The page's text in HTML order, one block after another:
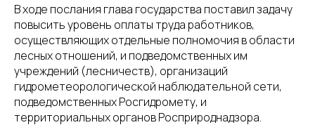
В ходе послания глава государства поставил задачу
повысить уровень оплаты труда работников,
осуществляющих отдельные полномочия в области
лесных отношений, и подведомственных им
учреждений (лесничеств), организаций
гидрометеорологической наблюдательной сети,
подведомственных Росгидромету, и
территориальных органов Росприроднадзора.